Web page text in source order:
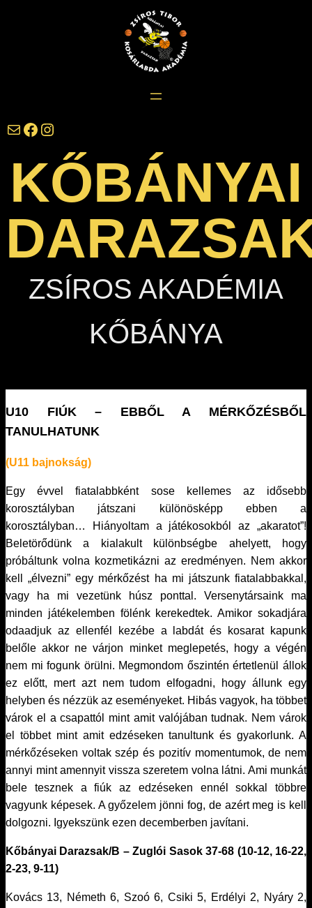
darazsak@darazsak.hu @kobanyaidarazsak @darazsak
KŐBÁNYAI
ZSÍROS AKADÉMIA
KŐBÁNYA
U10 FIÚK – EBBŐL A MÉRKŐZÉSBŐL
TANULHATUNK
(U11 bajnokság)
Egy évvel fiatalabbként sose kellemes az idősebb
korosztályban játszani különösképp ebben a
korosztályban… Hiányoltam a játékosokból az „akaratot”!
Beletörődünk a kialakult különbségbe ahelyett, hogy
próbáltunk volna kozmetikázni az eredményen. Nem akkor
kell „élvezni” egy mérkőzést ha mi játszunk fiatalabbakkal,
vagy ha mi vezetünk húsz ponttal. Versenytársaink ma
minden játékelemben fölénk kerekedtek. Amikor sokadjára
odaadjuk az ellenfél kezébe a labdát és kosarat kapunk
belőle akkor ne várjon minket meglepetés, hogy a végén
nem mi fogunk örülni. Megmondom őszintén értetlenül állok
ez előtt, mert azt nem tudom elfogadni, hogy állunk egy
helyben és nézzük az eseményeket. Hibás vagyok, ha többet
várok el a csapattól mint amit valójában tudnak. Nem várok
el többet mint amit edzéseken tanultunk és gyakorlunk. A
mérkőzéseken voltak szép és pozitív momentumok, de nem
annyi mint amennyit vissza szeretem volna látni. Ami munkát
bele tesznek a fiúk az edzéseken ennél sokkal többre
vagyunk képesek. A győzelem jönni fog, de azért meg is kell
dolgozni. Igyekszünk ezen decemberben javítani.
Kőbányai Darazsak/B – Zuglói Sasok 37-68 (10-12, 16-22,
2-23, 9-11)
Kovács 13, Németh 6, Szoó 6, Csiki 5, Erdélyi 2, Nyáry 2,